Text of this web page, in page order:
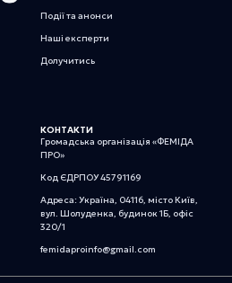
Події та анонси
Наші експерти
Долучитись
КОНТАКТИ
Громадська організація «ФЕМІДА
ПРО»
Код ЄДРПОУ 45791169
Адреса: Україна, 04116, місто Київ,
вул. Шолуденка, будинок 1Б, офіс
320/1
femidaproinfo@gmail.com